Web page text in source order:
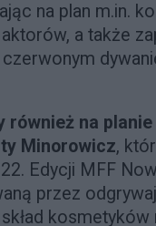
na plan m.in.
a także
również na
Minorowicz,
Edycji MFF
przez
kosmetyków